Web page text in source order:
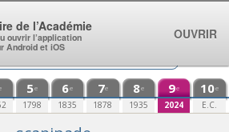
5e
1798
6e
1835
7e
1878
8e
1935
9e
2024
10e
E.C.
de l’Académie
ouvrir l’application
Android et iOS
OUVRIR